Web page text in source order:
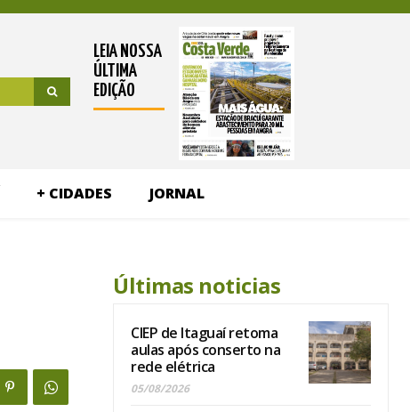
LEIA NOSSA
ÚLTIMA
EDIÇÃO
+ CIDADES JORNAL
Últimas noticias
CIEP de Itaguaí retoma
aulas após conserto na
rede elétrica
05/08/2026